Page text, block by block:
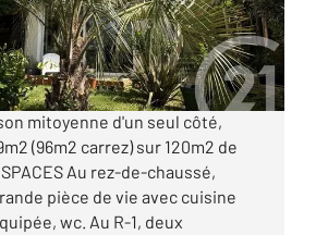
000 €
mitoyenne d'un seul côté,
(96m2 carrez) sur 120m2 de
Au rez-de-chaussé,
pièce de vie avec cuisine
wc. Au R-1, deux